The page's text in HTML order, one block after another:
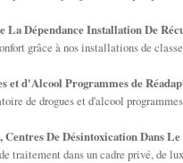
La Dépendance Installation De
grâce à nos installations de
et d'Alcool Programmes de
de drogues et d'alcool
Centres De Désintoxication Dans
traitement dans un cadre privé, de